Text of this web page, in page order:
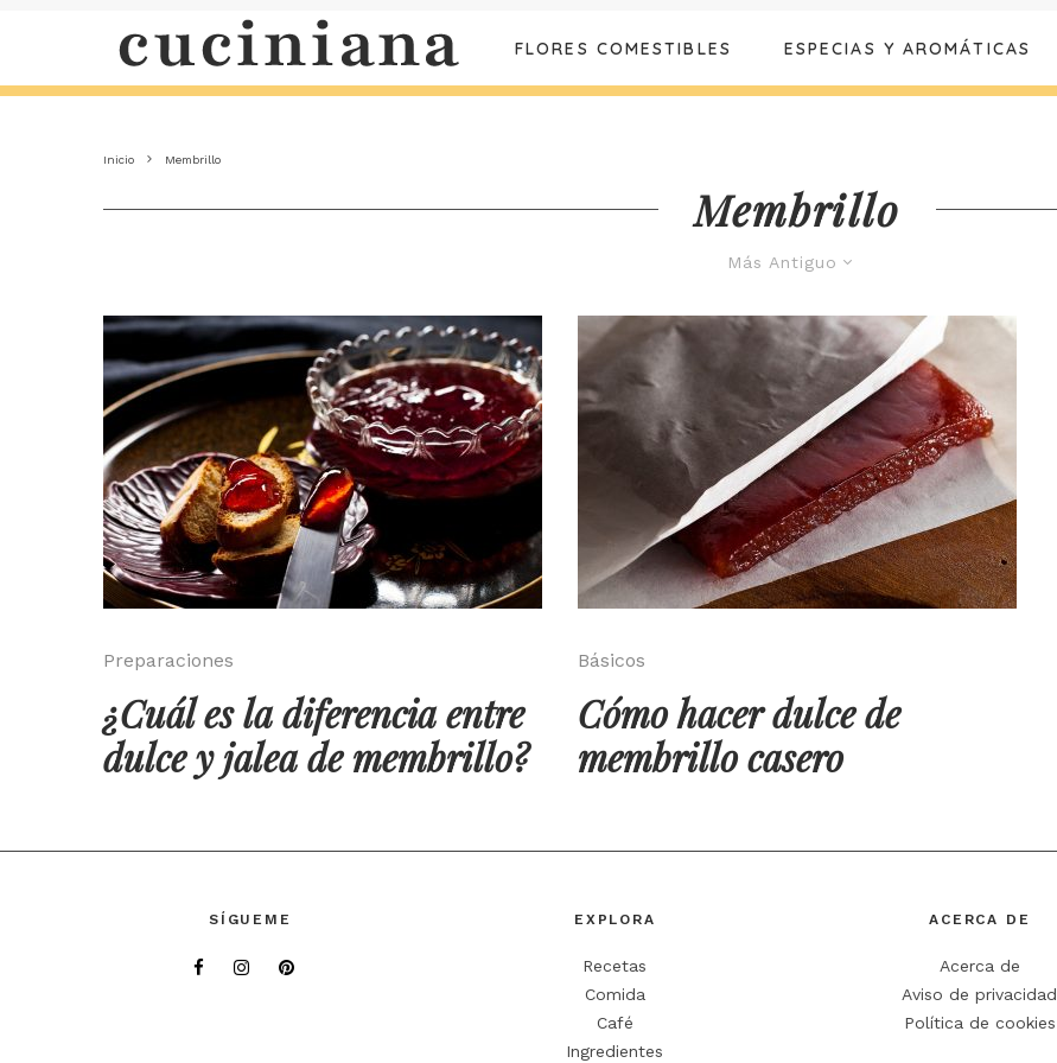
FLORES COMESTIBLES ESPECIAS Y AROMÁTICAS
Inicio Membrillo
Membrillo
Más Antiguo
Preparaciones
¿Cuál es la diferencia entre
dulce y jalea de membrillo?
Básicos
Cómo hacer dulce de
membrillo casero
SÍGUEME EXPLORA
Recetas
Comida
Café
Ingredientes
ACERCA DE
Acerca de
Aviso de privacidad
Política de cookies